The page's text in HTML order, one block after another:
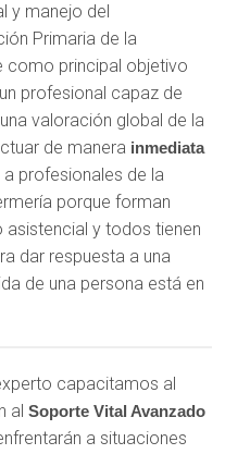
y manejo del
Primaria de la
como principal objetivo
profesional capaz de
valoración global de la
de manera inmediata
profesionales de la
porque forman
asistencial y todos tienen
dar respuesta a una
de una persona está en
capacitamos al
alSoporte Vital Avanzado
a situaciones